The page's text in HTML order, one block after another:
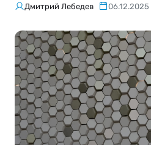
Дмитрий Лебедев 06.12.2025